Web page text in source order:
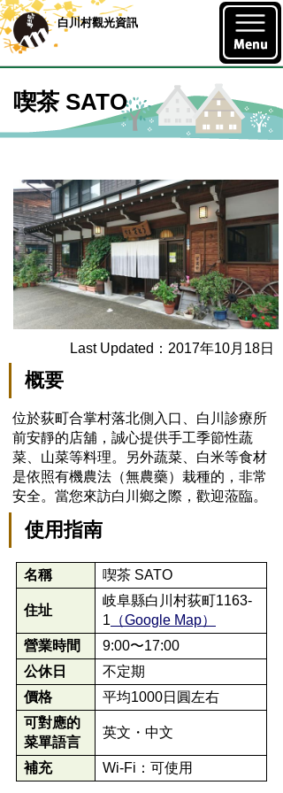
白川村觀光資訊
喫茶 SATO
Last Updated：2017年10月18日
概要
位於荻町合掌村落北側入口、白川診療所
前安靜的店舖，誠心提供手工季節性蔬
菜、山菜等料理。另外蔬菜、白米等食材
是依照有機農法（無農藥）栽種的，非常
安全。當您來訪白川鄉之際，歡迎蒞臨。
使用指南
名稱 喫茶 SATO
住址
岐阜縣白川村荻町1163-
1 （Google Map）
營業時間
9:00〜17:00
公休日
不定期
價格
平均1000日圓左右
可對應的
菜單語言
英文・中文
補充 Wi-Fi：可使用